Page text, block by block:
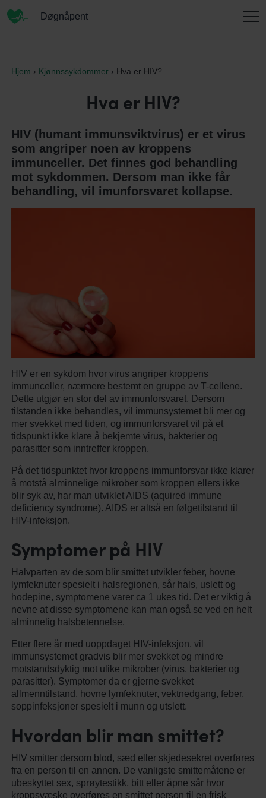
Døgnåpent
INFORMASJON
KONTAKT
Hjem › Kjønnssykdommer› Hva er HIV?
Hva er HIV?
HIV (humant immunsviktvirus) er et virus
som angriper noen av kroppens
immunceller. Det finnes god behandling
mot sykdommen. Dersom man ikke får
behandling, vil imunforsvaret kollapse.
HIV er en sykdom hvor virus angriper kroppens
immunceller, nærmere bestemt en gruppe av T-cellene.
Dette utgjør en stor del av immunforsvaret. Dersom
tilstanden ikke behandles, vil immunsystemet bli mer og
mer svekket med tiden, og immunforsvaret vil på et
tidspunkt ikke klare å bekjemte virus, bakterier og
parasitter som inntreffer kroppen.
På det tidspunktet hvor kroppens immunforsvar ikke klarer
å motstå alminnelige mikrober som kroppen ellers ikke
blir syk av, har man utviklet AIDS (aquired immune
deficiency syndrome). AIDS er altså en følgetilstand til
HIV-infeksjon.
Symptomer på HIV
Halvparten av de som blir smittet utvikler feber, hovne
lymfeknuter spesielt i halsregionen, sår hals, uslett og
hodepine, symptomene varer ca 1 ukes tid. Det er viktig å
nevne at disse symptomene kan man også se ved en helt
alminnelig halsbetennelse.
Etter flere år med uoppdaget HIV-infeksjon, vil
immunsystemet gradvis blir mer svekket og mindre
motstandsdyktig mot ulike mikrober (virus, bakterier og
parasitter). Symptomer da er gjerne svekket
allmenntilstand, hovne lymfeknuter, vektnedgang, feber,
soppinfeksjoner spesielt i munn og utslett.
Hvordan blir man smittet?
HIV smitter dersom blod, sæd eller skjedesekret overføres
fra en person til en annen. De vanligste smittemåtene er
ubeskyttet sex, sprøytestikk, bitt eller åpne sår hvor
kroppsvæske overføres en smittet person til en frisk